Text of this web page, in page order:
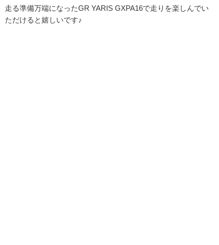
走る準備万端になったGR YARIS GXPA16で走りを楽しんでい
ただけると嬉しいです♪